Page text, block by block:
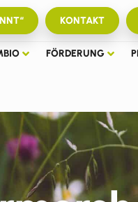
KONTAKT
FÖRDERUNG